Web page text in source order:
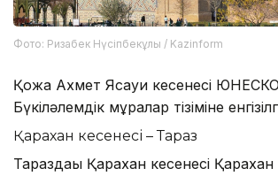
Фото: Ризабек Нүсіпбекұлы / Kazinform
Қожа Ахмет Ясауи кесенесі
Бүкіләлемдік мұралар тізіміне
Қарахан кесенесі – Тараз
Тараздағы Қарахан кесенесі Қарахан